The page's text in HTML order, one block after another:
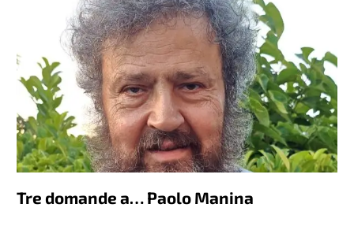
Tre domande a… Paolo Manina